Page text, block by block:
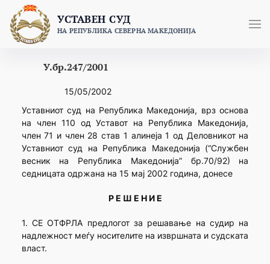
content
УСТАВЕН СУД
НА РЕПУБЛИКА СЕВЕРНА МАКЕДОНИЈА
У.бр.247/2001
15/05/2002
Уставниот суд на Република Македонија, врз основа
на член 110 од Уставот на Република Македонија,
член 71 и член 28 став 1 алинеја 1 од Деловникот на
Уставниот суд на Република Македонија (“Службен
весник на Република Македонија” бр.70/92) на
седницата одржана на 15 мај 2002 година, донесе
Р Е Ш Е Н И Е
1. СЕ ОТФРЛА предлогот за решавање на судир на
надлежност меѓу носителите на извршната и судската
власт.